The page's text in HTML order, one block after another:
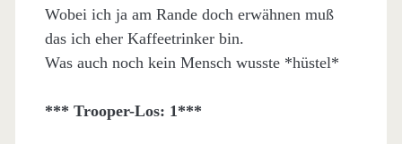
Wobei ich ja am Rande doch erwähnen muß
das ich eher Kaffeetrinker bin.
Was auch noch kein Mensch wusste *hüstel*
*** Trooper-Los: 1***